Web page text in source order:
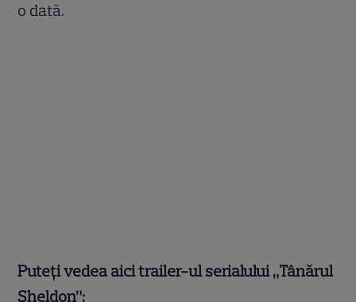
o dată.
Puteți vedea aici trailer-ul serialului „Tânărul
Sheldon”: